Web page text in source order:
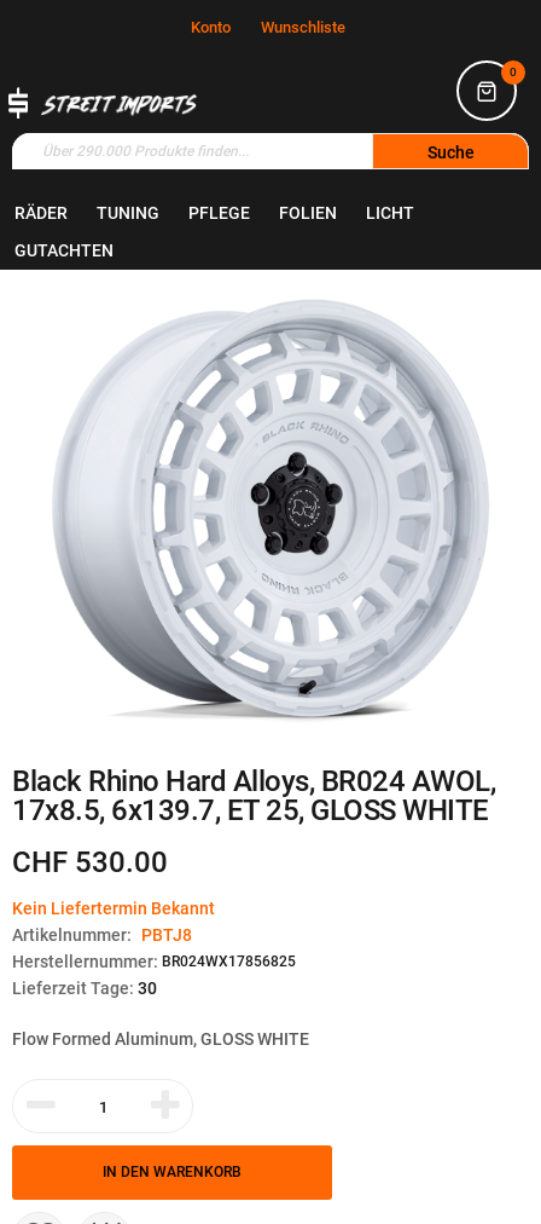
Konto Wunschliste
0
Suche
RÄDER TUNING PFLEGE FOLIEN
LICHT
GUTACHTEN
Zum
Ende
Zum
Anfang
der
Bildgalerie
Black Rhino Hard Alloys, BR024 AWOL,
17x8.5, 6x139.7, ET 25, GLOSS WHITE
CHF 530.00
Kein Liefertermin Bekannt
Artikelnummer:
PBTJ8
Herstellernummer: BR024WX17856825
Lieferzeit Tage: 30
Flow Formed Aluminum, GLOSS WHITE
IN DEN WARENKORB